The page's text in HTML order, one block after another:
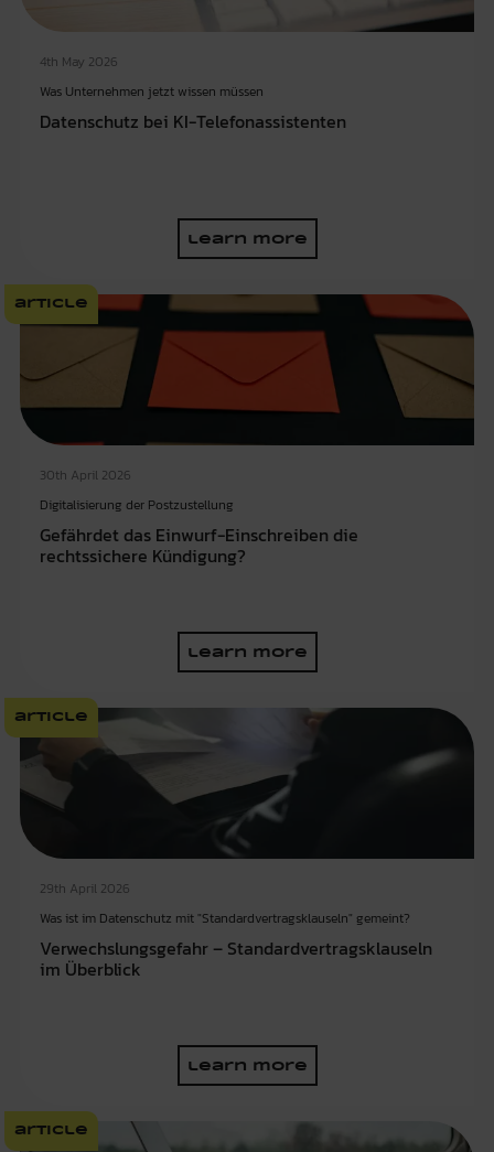
4th May 2026
Was Unternehmen jetzt wissen müssen
Datenschutz bei KI-Telefonassistenten
learn more
article
30th April 2026
Digitalisierung der Postzustellung
Gefährdet das Einwurf-Einschreiben die
rechtssichere Kündigung?
learn more
article
29th April 2026
Was ist im Datenschutz mit "Standardvertragsklauseln" gemeint?
Verwechslungsgefahr – Standardvertragsklauseln
im Überblick
learn more
article